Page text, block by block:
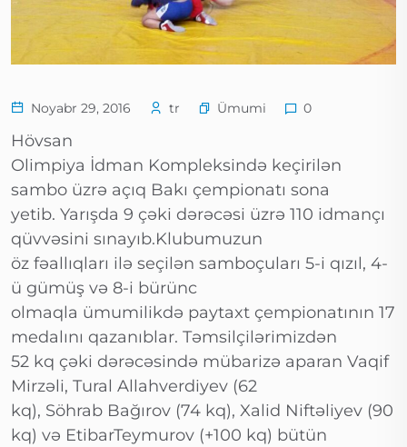
Noyabr 29, 2016 tr Ümumi 0
Hövsan
Olimpiya İdman Kompleksində keçirilən
sambo üzrə açıq Bakı çempionatı sona
yetib. Yarışda 9 çəki dərəcəsi üzrə 110 idmançı
qüvvəsini sınayıb.Klubumuzun
öz fəallıqları ilə seçilən samboçuları 5-i qızıl, 4-
ü gümüş və 8-i bürünc
olmaqla ümumilikdə paytaxt çempionatının 17
medalını qazanıblar. Təmsilçilərimizdən
52 kq çəki dərəcəsində mübarizə aparan Vaqif
Mirzəli, Tural Allahverdiyev (62
kq), Söhrab Bağırov (74 kq), Xalid Niftəliyev (90
kq) və EtibarTeymurov (+100 kq) bütün